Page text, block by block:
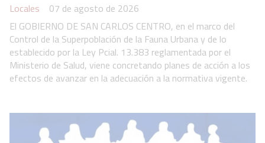
Locales
07 de agosto de 2026
El GOBIERNO DE SAN CARLOS CENTRO, en el marco del
Control de la Superpoblación de la Fauna Urbana y de lo
establecido por la Ley Pcial. 13.383 reglamentada por el
Ministerio de Salud, viene concretando planes de acción a los
efectos de avanzar en la adecuación a la normativa vigente.